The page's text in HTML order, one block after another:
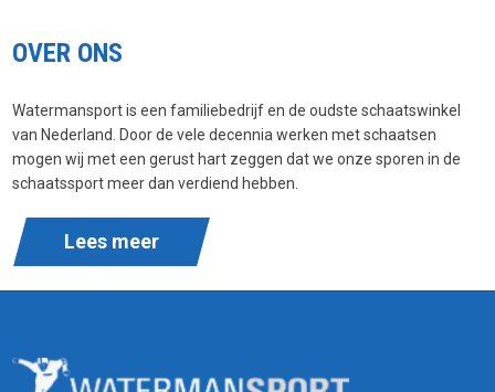
OVER ONS
Watermansport is een familiebedrijf en de oudste schaatswinkel
van Nederland. Door de vele decennia werken met schaatsen
mogen wij met een gerust hart zeggen dat we onze sporen in de
schaatssport meer dan verdiend hebben.
Lees meer